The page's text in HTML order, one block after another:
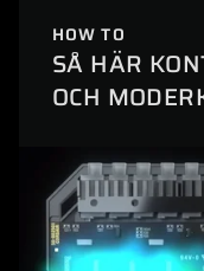
HOW TO
SÅ HÄR
OCH